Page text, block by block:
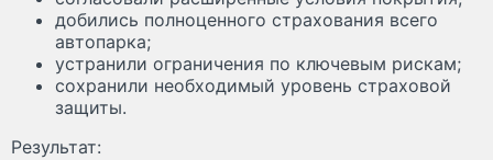
добились полноценного страхования всего
автопарка;
устранили ограничения по ключевым рискам;
сохранили необходимый уровень страховой
защиты.
Результат: